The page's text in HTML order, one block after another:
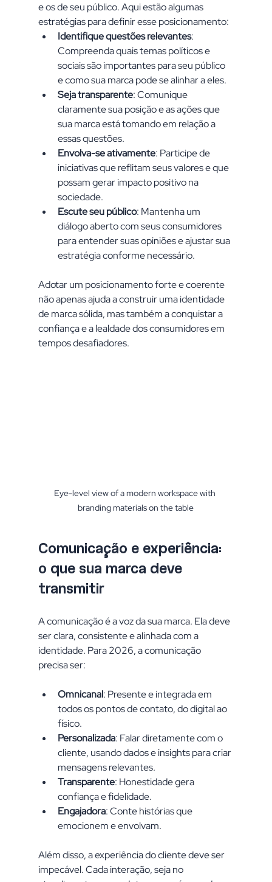
e os de seu público. Aqui estão algumas
estratégias para definir esse posicionamento:
Identifique questões relevantes:
Compreenda quais temas políticos e
sociais são importantes para seu público
e como sua marca pode se alinhar a eles.
Seja transparente: Comunique
claramente sua posição e as ações que
sua marca está tomando em relação a
essas questões.
Envolva-se ativamente: Participe de
iniciativas que reflitam seus valores e que
possam gerar impacto positivo na
sociedade.
Escute seu público: Mantenha um
diálogo aberto com seus consumidores
para entender suas opiniões e ajustar sua
estratégia conforme necessário.
Adotar um posicionamento forte e coerente
não apenas ajuda a construir uma identidade
de marca sólida, mas também a conquistar a
confiança e a lealdade dos consumidores em
tempos desafiadores.
Eye-level view of a modern workspace with
branding materials on the table
Comunicação e experiência:
o que sua marca deve
transmitir
A comunicação é a voz da sua marca. Ela deve
ser clara, consistente e alinhada com a
identidade. Para 2026, a comunicação
precisa ser:
Omnicanal: Presente e integrada em
todos os pontos de contato, do digital ao
físico.
Personalizada: Falar diretamente com o
cliente, usando dados e insights para criar
mensagens relevantes.
Transparente: Honestidade gera
confiança e fidelidade.
Engajadora: Conte histórias que
emocionem e envolvam.
Além disso, a experiência do cliente deve ser
impecável. Cada interação, seja no